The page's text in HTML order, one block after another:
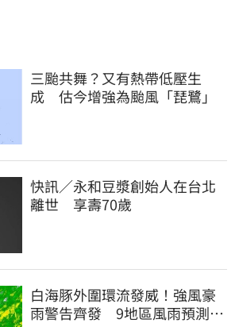
三颱共舞？又有熱帶低壓生
成 估今增強為颱風「琵鷺」
快訊／永和豆漿創始人在台北
離世 享壽70歲
白海豚外圍環流發威！強風豪
雨警告齊發 9地區風雨預測達